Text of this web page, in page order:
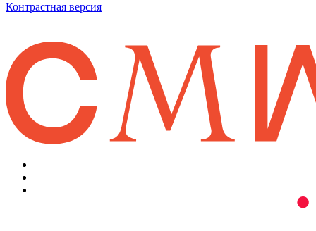
Контрастная версия